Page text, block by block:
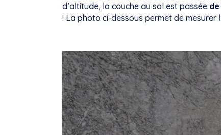
d’altitude, la couche au sol est passée
! La photo ci-dessous permet de mesurer